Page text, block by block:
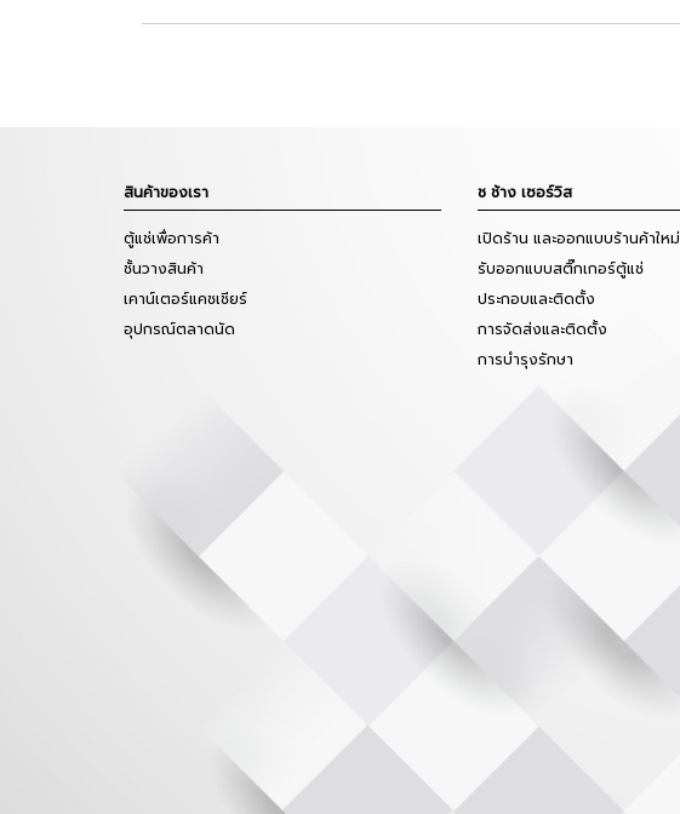
สินค้าของเรา
ตู้แช่เพื่อการค้า
ชั้นวางสินค้า
เคาน์เตอร์แคชเชียร์
อุปกรณ์ตลาดนัด
ช ช้าง เซอร์วิส
เปิดร้าน และออกแบบร้านค้าใหม่
รับออกแบบสติ๊กเกอร์ตู้แช่
ประกอบและติดตั้ง
การจัดส่งและติดตั้ง
การบำรุงรักษา